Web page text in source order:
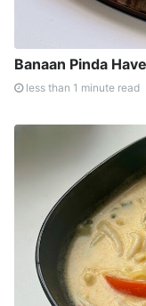
Banaan Pinda
less than 1 minute read